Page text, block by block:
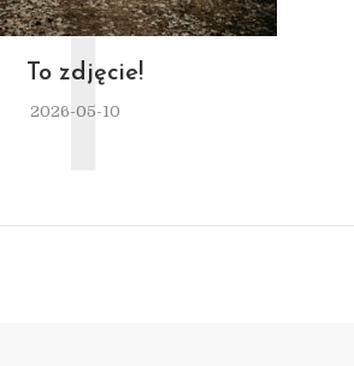
To zdjęcie!
2026-05-10
T